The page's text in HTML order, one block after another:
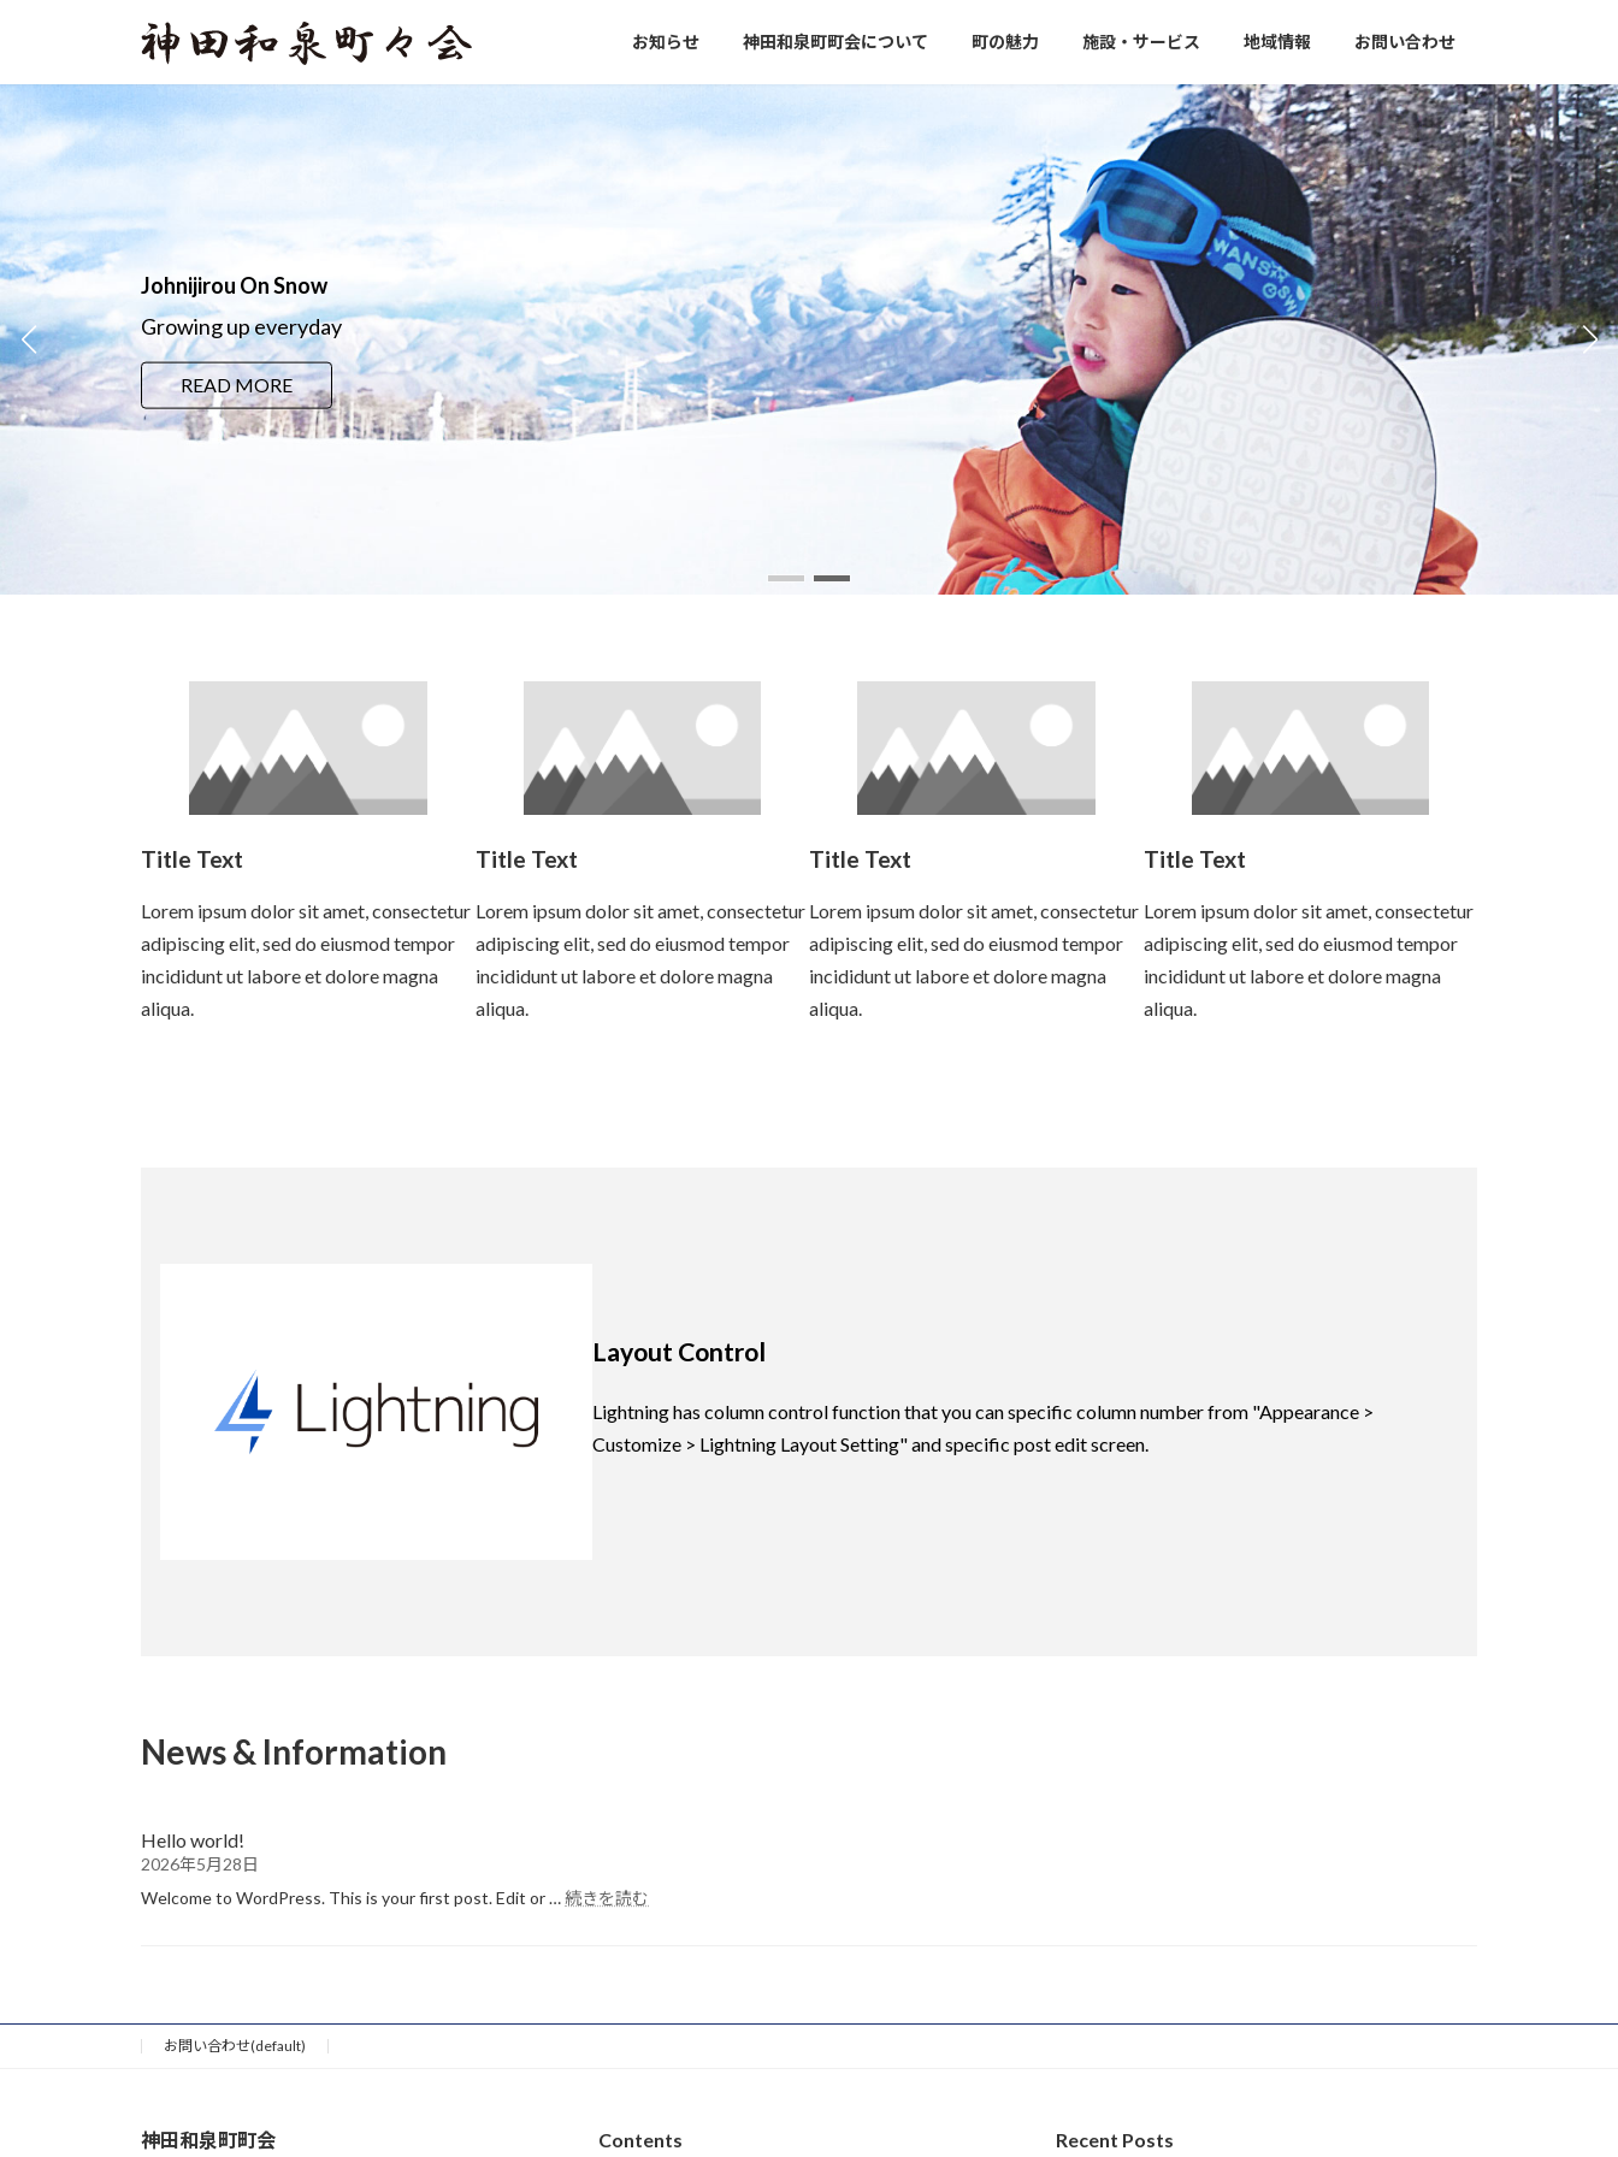
ツ
キ
ッ
プ
シ
に
移
動
お知らせ 神田和泉町町会について 町の魅力 施設・サービス 地域情報 お問い合わせ
Johnijirou On Snow
Growing up everyday
READ MORE
Title Text
Lorem ipsum dolor sit amet, consectetur
adipiscing elit, sed do eiusmod tempor
incididunt ut labore et dolore magna
aliqua.
Title Text
Lorem ipsum dolor sit amet, consectetur
adipiscing elit, sed do eiusmod tempor
incididunt ut labore et dolore magna
aliqua.
Title Text
Lorem ipsum dolor sit amet, consectetur
adipiscing elit, sed do eiusmod tempor
incididunt ut labore et dolore magna
aliqua.
Title Text
Lorem ipsum dolor sit amet, consectetur
adipiscing elit, sed do eiusmod tempor
incididunt ut labore et dolore magna
aliqua.
Layout Control
Lightning has column control function that you can specific column number from "Appearance >
Customize > Lightning Layout Setting" and specific post edit screen.
News & Information
Hello world!
2026年5月28日
Welcome to WordPress. This is your first post. Edit or …続きを読む
お問い合わせ(default)
神田和泉町町会 Contents Recent Posts